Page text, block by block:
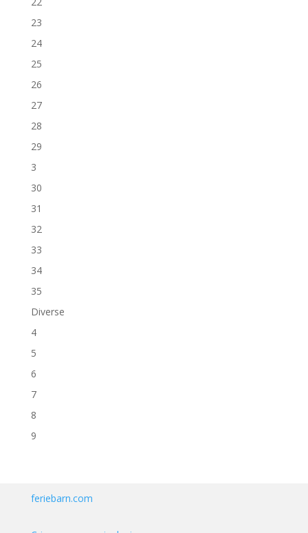
23
24
25
26
27
28
29
3
30
31
32
33
34
35
Diverse
4
5
6
7
8
9
feriebarn.com